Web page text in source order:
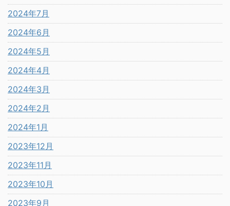
2024年7月
2024年6月
2024年5月
2024年4月
2024年3月
2024年2月
2024年1月
2023年12月
2023年11月
2023年10月
2023年9月